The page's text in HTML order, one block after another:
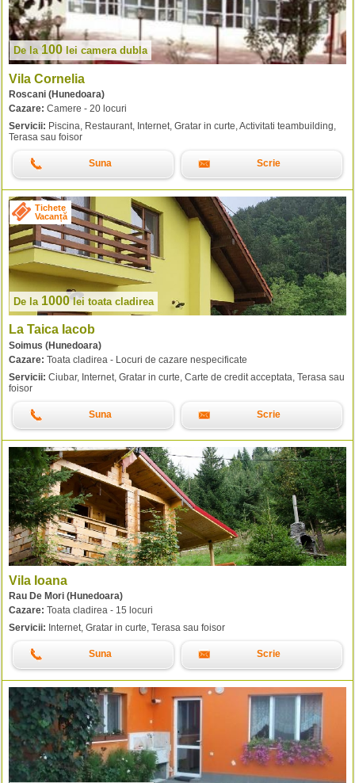
De la 100 lei camera dubla
Vila Cornelia
Roscani (Hunedoara)
Cazare: Camere - 20 locuri
Servicii: Piscina, Restaurant, Internet, Gratar in curte, Activitati teambuilding,
Terasa sau foisor
Suna Scrie
Tichete
Vacanță
De la 1000lei toata cladirea
La Taica Iacob
Soimus (Hunedoara)
Cazare: Toata cladirea - Locuri de cazare nespecificate
Servicii: Ciubar, Internet, Gratar in curte, Carte de credit acceptata, Terasa sau
foisor
Suna Scrie
Vila Ioana
Rau De Mori (Hunedoara)
Cazare: Toata cladirea - 15 locuri
Servicii: Internet, Gratar in curte, Terasa sau foisor
Suna Scrie